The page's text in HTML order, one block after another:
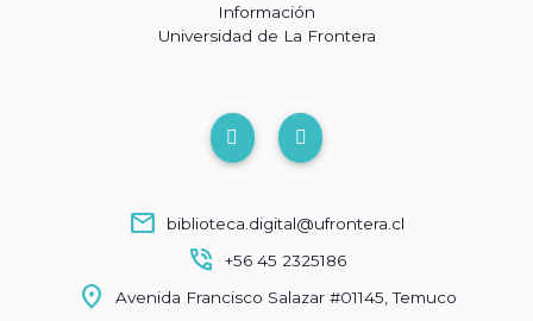
Información
Universidad de La Frontera
mail biblioteca.digital@ufrontera.cl
phone_in_talk +56 45 2325186
location_on Avenida Francisco Salazar #01145, Temuco